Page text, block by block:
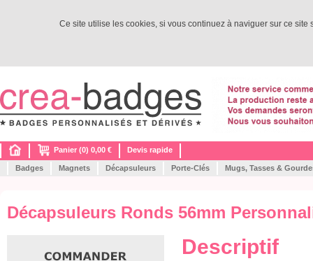
Ce site utilise les cookies, si vous continuez à naviguer sur ce
Panier (0) 0,00 € Devis rapide
Badges Magnets Décapsuleurs Porte-Clés Mugs, Tasses &
Décapsuleurs Ronds 56mm
Descriptif